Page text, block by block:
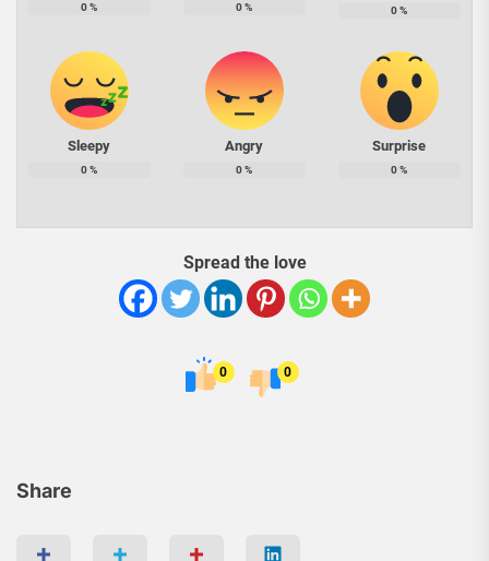
Share
0% 0% 0%
Sleepy
0%
Angry
0%
Surprise
0%
Spread the love
0 0